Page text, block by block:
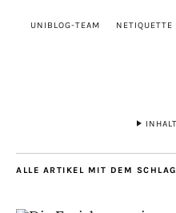
UNIBLOG-TEAM NETIQUETTE
ALLE ARTIKEL MIT DEM